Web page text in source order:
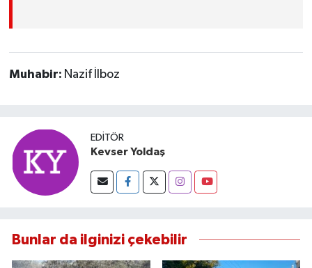
Muhabir: Nazif İlboz
EDITÖR
Kevser Yoldaş
Bunlar da ilginizi çekebilir